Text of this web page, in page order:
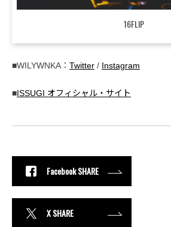
16FLIP
■WILYWNKA： Twitter / Instagram
■ISSUGI オフィシャル・サイト
Facebook SHARE
X SHARE